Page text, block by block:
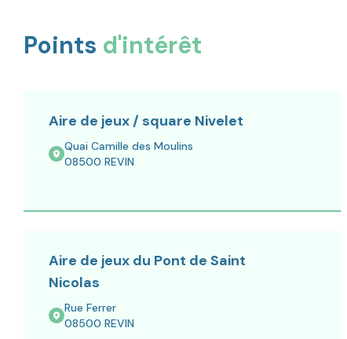
Points d'intérêt
Aire de jeux / square Nivelet
Quai Camille des Moulins
08500 REVIN
Aire de jeux du Pont de Saint
Nicolas
Rue Ferrer
08500 REVIN